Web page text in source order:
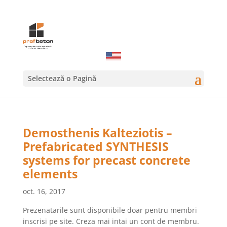
Selectează o Pagină
Demosthenis Kalteziotis –
Prefabricated SYNTHESIS
systems for precast concrete
elements
oct. 16, 2017
Prezenatarile sunt disponibile doar pentru membri
inscrisi pe site. Creza mai intai un cont de membru.